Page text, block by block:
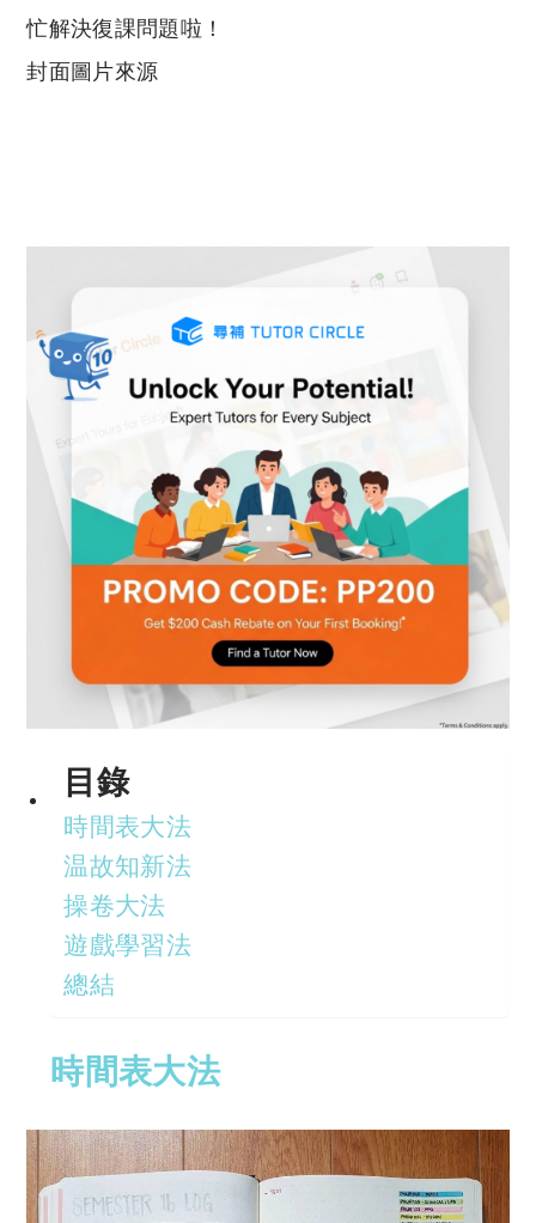
忙解決復課問題啦！
封面圖片來源
目錄
時間表大法
温故知新法
操卷大法
遊戲學習法
總結
時間表大法